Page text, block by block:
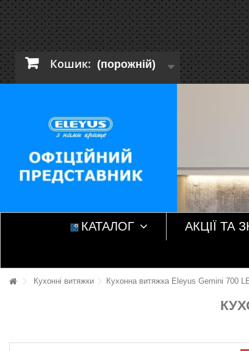
Кошик: (порожній)
КАТАЛОГ АКЦІЇ ТА
Кухонні витяжки Кухонна витяжка Eleyus Gemini 700